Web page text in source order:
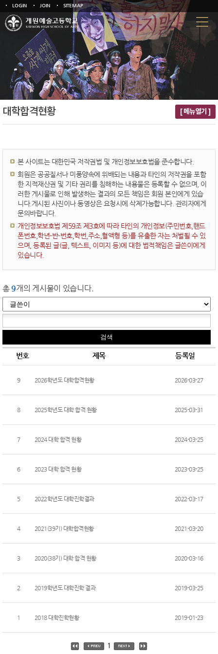
LOGIN JOIN SITEMAP
대학합격현황 [ 메뉴열기 ]
본 사이트는 대한민국 저작권법 및 개인정보보호법을 준수합니다.
회원은 공공질서나 미풍양속에 위배되는 내용과 타인의 저작권을 포함
한 지적재산권 및 기타 권리를 침해하는 내용물은 등록할 수 없으며, 이
러한 게시물로 인해 발생하는 결과의 모든 책임은 회원 본인에게 있습
니다.게시된 사진이나 동영상은 요청시에 삭제가능합니다. 관리자에게
문의바랍니다.
개인정보보호법 제59조 제3호에 따라 타인의 개인정보(주민번호,핸드
폰번호,학년-반-번호,학번,주소,혈액형 등)를 유출한 자는 처벌될 수 있
으며, 등록된 글(글, 텍스트, 이미지 등)에 대한 법적책임은 글쓴이에게
있습니다.
총 9개의 게시물이 있습니다.
번호 제목 등록일
9 2026학년도 대학합격현황 2026-03-27
8 2025학년도 대학 합격 현황 2025-03-31
7 2024 대학 합격 현황 2024-03-25
6 2023 대학 합격 현황 2023-03-25
5 2022학년도 대학진학결과 2022-03-17
4 2021(39기) 대학합격현황 2021-03-20
3 2020(38기) 대학 합격 현황 2020-03-16
2 2019학년도 대학진학 결과 2019-03-25
1 2018 대학진학현황 2019-01-23
1